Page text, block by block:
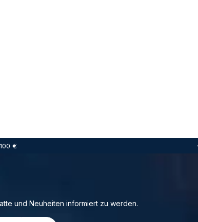
€
und Neuheiten informiert zu werden.